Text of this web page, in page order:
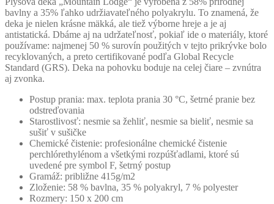
bavlny a 35% ľahko udržiavateľného polyakrylu. To znamená, že
deka je nielen krásne mäkká, ale tiež výborne hreje a je aj
antistatická. Dbáme aj na udržateľnosť, pokiaľ ide o materiály, ktoré
používame: najmenej 50 % surovín použitých v tejto prikrývke bolo
recyklovaných, a preto certifikované podľa Global Recycle
Standard (GRS). Deka na pohovku boduje na celej čiare – zvnútra
aj zvonka.
Postup prania: max. teplota prania 30 °C, šetrné pranie bez
odstreďovania
Starostlivosť: nesmie sa žehliť, nesmie sa bieliť, nesmie sa
sušiť v sušičke
Chemické čistenie: profesionálne chemické čistenie
perchlórethylénom a všetkými rozpúšťadlami, ktoré sú
uvedené pre symbol F, šetrný postup
Gramáž: približne 415g/m2
Zloženie: 58 % bavlna, 35 % polyakryl, 7 % polyester
Rozmery: 150 x 200 cm